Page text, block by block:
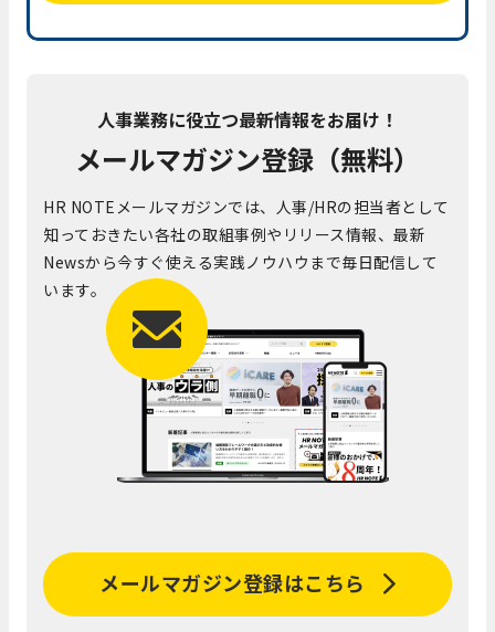
人事業務に役立つ最新情報をお届け！
メールマガジン登録（無料）
HR NOTEメールマガジンでは、人事/HRの担当者として
知っておきたい各社の取組事例やリリース情報、最新
Newsから今すぐ使える実践ノウハウまで毎日配信して
います。
メールマガジン登録はこちら